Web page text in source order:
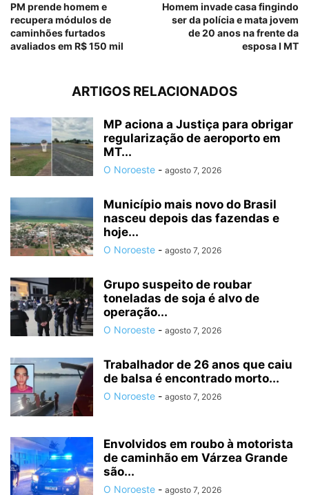
PM prende homem e
recupera módulos de
caminhões furtados
avaliados em R$ 150 mil
Homem invade casa fingindo
ser da polícia e mata jovem
de 20 anos na frente da
esposa I MT
ARTIGOS RELACIONADOS
MP aciona a Justiça para obrigar
regularização de aeroporto em
MT...
O Noroeste - agosto 7, 2026
Município mais novo do Brasil
nasceu depois das fazendas e
hoje...
O Noroeste - agosto 7, 2026
Grupo suspeito de roubar
toneladas de soja é alvo de
operação...
O Noroeste - agosto 7, 2026
Trabalhador de 26 anos que caiu
de balsa é encontrado morto...
O Noroeste - agosto 7, 2026
Envolvidos em roubo à motorista
de caminhão em Várzea Grande
são...
O Noroeste - agosto 7, 2026